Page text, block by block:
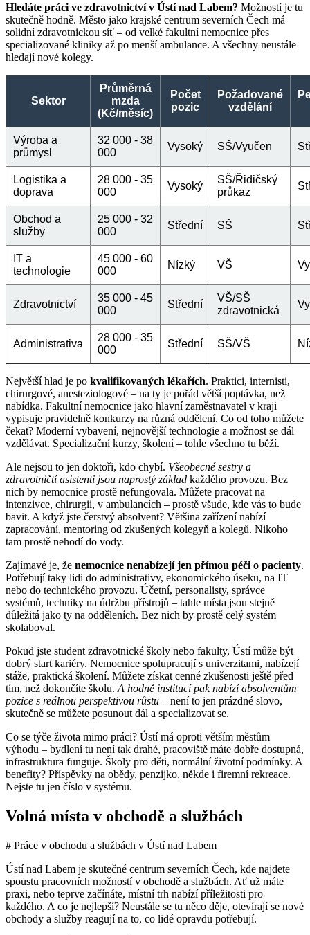
Hledáte práci ve zdravotnictví v Ústí nad Labem? Možností je tu
skutečně hodně. Město jako krajské centrum severních Čech má
solidní zdravotnickou síť – od velké fakultní nemocnice přes
specializované kliniky až po menší ambulance. A všechny neustále
hledají nové kolegy.
Sektor
Průměrná
mzda
(Kč/měsíc)
Počet
pozic
Požadované
vzdělání
Výroba a
průmysl
32 000 - 38
000
Vysoký SŠ/Vyučen
Logistika a
doprava
28 000 - 35
000
Vysoký
SŠ/Řidičský
průkaz
Obchod a
služby
25 000 - 32
000
Střední SŠ
IT a
technologie
45 000 - 60
000
Nízký VŠ
Zdravotnictví
35 000 - 45
000
Střední
VŠ/SŠ
zdravotnická
Administrativa
28 000 - 35
000
Střední SŠ/VŠ
Největší hlad je po kvalifikovaných lékařích. Praktici, internisti,
chirurgové, anesteziologové – na ty je pořád větší poptávka, než
nabídka. Fakultní nemocnice jako hlavní zaměstnavatel v kraji
vypisuje pravidelně konkurzy na různá oddělení. Co od toho můžete
čekat? Moderní vybavení, nejnovější technologie a možnost se dál
vzdělávat. Specializační kurzy, školení – tohle všechno tu běží.
Ale nejsou to jen doktoři, kdo chybí. Všeobecné sestry a
zdravotničtí asistenti jsou naprostý základ každého provozu. Bez
nich by nemocnice prostě nefungovala. Můžete pracovat na
intenzivce, chirurgii, v ambulancích – prostě všude, kde vás to bude
bavit. A když jste čerstvý absolvent? Většina zařízení nabízí
zapracování, mentoring od zkušených kolegyň a kolegů. Nikoho
tam prostě nehodí do vody.
Zajímavé je, že nemocnice nenabízejí jen přímou péči o pacienty.
Potřebují taky lidi do administrativy, ekonomického úseku, na IT
nebo do technického provozu. Účetní, personalisty, správce
systémů, techniky na údržbu přístrojů – tahle místa jsou stejně
důležitá jako ty na odděleních. Bez nich by prostě celý systém
skolaboval.
Pokud jste student zdravotnické školy nebo fakulty, Ústí může být
dobrý start kariéry. Nemocnice spolupracují s univerzitami, nabízejí
stáže, praktická školení. Můžete získat cenné zkušenosti ještě před
tím, než dokončíte školu. A hodně institucí pak nabízí absolventům
pozice s reálnou perspektivou růstu – není to jen prázdné slovo,
skutečně se můžete posunout dál a specializovat se.
Co se týče života mimo práci? Ústí má oproti větším městům
výhodu – bydlení tu není tak drahé, pracoviště máte dobře dostupná,
infrastruktura funguje. Školy pro děti, normální životní podmínky. A
benefity? Příspěvky na obědy, penzijko, někde i firemní rekreace.
Nejste tu jen číslo v systému.
Volná místa v obchodě a službách
# Práce v obchodu a službách v Ústí nad Labem
Ústí nad Labem je skutečné centrum severních Čech, kde najdete
spoustu pracovních možností v obchodě a službách. Ať už máte
praxi, nebo teprve začínáte, místní trh nabízí příležitosti pro
každého. A co je nejlepší? Neustále se tu něco děje, otevírají se nové
obchody a služby reagují na to, co lidé opravdu potřebují.